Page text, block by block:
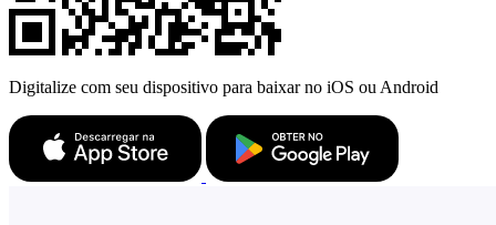
Digitalize com seu dispositivo para baixar no iOS ou Android